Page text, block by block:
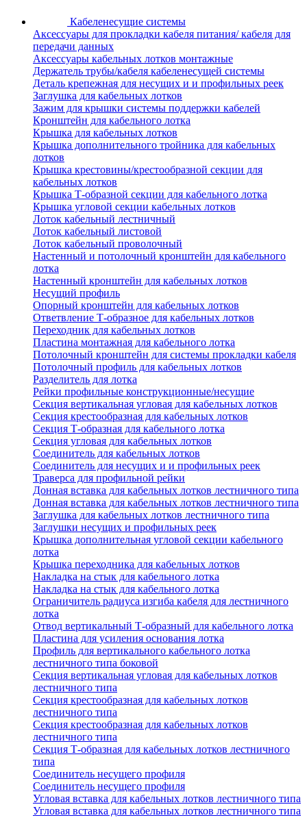
Кабеленесущие системы
Аксессуары для прокладки кабеля питания/ кабеля для
передачи данных
Аксессуары кабельных лотков монтажные
Держатель трубы/кабеля кабеленесущей системы
Деталь крепежная для несущих и и профильных реек
Заглушка для кабельных лотков
Зажим для крышки системы поддержки кабелей
Кронштейн для кабельного лотка
Крышка для кабельных лотков
Крышка дополнительного тройника для кабельных
лотков
Крышка крестовины/крестообразной секции для
кабельных лотков
Крышка Т-образной секции для кабельного лотка
Крышка угловой секции кабельных лотков
Лоток кабельный лестничный
Лоток кабельный листовой
Лоток кабельный проволочный
Настенный и потолочный кронштейн для кабельного
лотка
Настенный кронштейн для кабельных лотков
Несущий профиль
Опорный кронштейн для кабельных лотков
Ответвление Т-образное для кабельных лотков
Переходник для кабельных лотков
Пластина монтажная для кабельного лотка
Потолочный кронштейн для системы прокладки кабеля
Потолочный профиль для кабельных лотков
Разделитель для лотка
Рейки профильные конструкционные/несущие
Секция вертикальная угловая для кабельных лотков
Секция крестообразная для кабельных лотков
Секция Т-образная для кабельного лотка
Секция угловая для кабельных лотков
Соединитель для кабельных лотков
Соединитель для несущих и и профильных реек
Траверса для профильной рейки
Донная вставка для кабельных лотков лестничного типа
Донная вставка для кабельных лотков лестничного типа
Заглушка для кабельных лотков лестничного типа
Заглушки несущих и профильных реек
Крышка дополнительная угловой секции кабельного
лотка
Крышка переходника для кабельных лотков
Накладка на стык для кабельного лотка
Накладка на стык для кабельного лотка
Ограничитель радиуса изгиба кабеля для лестничного
лотка
Отвод вертикальный Т-образный для кабельного лотка
Пластина для усиления основания лотка
Профиль для вертикального кабельного лотка
лестничного типа боковой
Секция вертикальная угловая для кабельных лотков
лестничного типа
Секция крестообразная для кабельных лотков
лестничного типа
Секция крестообразная для кабельных лотков
лестничного типа
Секция Т-образная для кабельных лотков лестничного
типа
Соединитель несущего профиля
Соединитель несущего профиля
Угловая вставка для кабельных лотков лестничного типа
Угловая вставка для кабельных лотков лестничного типа